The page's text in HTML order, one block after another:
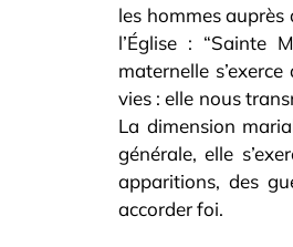
les hommes auprès
l’Église : “Sainte
maternelle
vies : elle nous
La dimension
générale, elle
apparitions, des
accorder foi.